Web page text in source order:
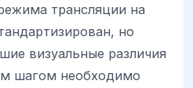
трансляции на
но
визуальные различия
шагом необходимо